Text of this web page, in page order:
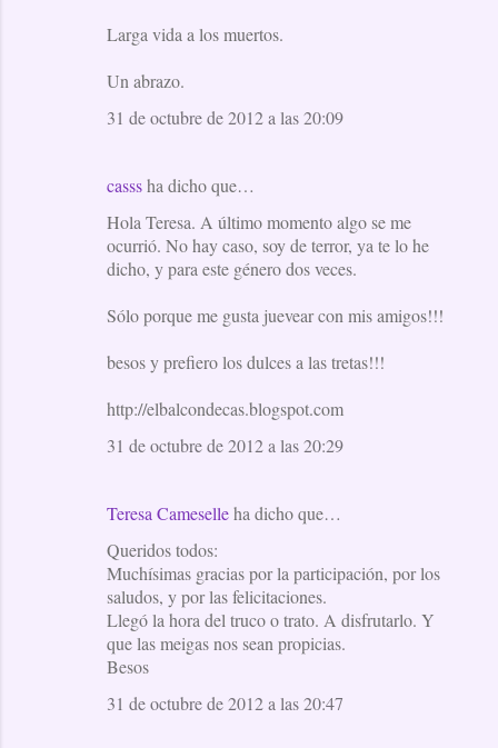
Larga vida a los muertos.
Un abrazo.
31 de octubre de 2012 a las 20:09
casssha dicho que…
Hola Teresa. A último momento algo se me
ocurrió. No hay caso, soy de terror, ya te lo he
dicho, y para este género dos veces.
Sólo porque me gusta juevear con mis amigos!!!
besos y prefiero los dulces a las tretas!!!
http://elbalcondecas.blogspot.com
31 de octubre de 2012 a las 20:29
Teresa Cameselleha dicho que…
Queridos todos:
Muchísimas gracias por la participación, por los
saludos, y por las felicitaciones.
Llegó la hora del truco o trato. A disfrutarlo. Y
que las meigas nos sean propicias.
Besos
31 de octubre de 2012 a las 20:47